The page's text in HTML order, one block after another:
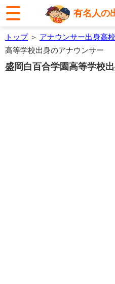
有名人の
トップ＞ アナウンサー出身高
高等学校出身のアナウンサー
盛岡白百合学園高等学校